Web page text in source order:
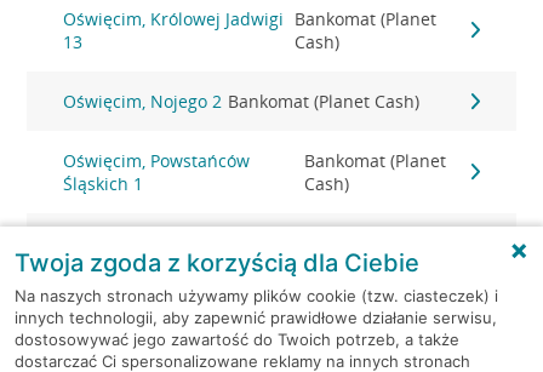
Oświęcim, Królowej Jadwigi
13
Bankomat (Planet
Cash)
Oświęcim, Nojego 2 Bankomat (Planet Cash)
Oświęcim, Powstańców
Śląskich 1
Bankomat (Planet
Cash)
Główny 12
CA BP
Oświęcim, Rynek
Główny 12
Bankomat w placówce
CA BP
Twoja zgoda z korzyścią dla Ciebie
Na naszych stronach używamy plików cookie (tzw. ciasteczek) i
innych technologii, aby zapewnić prawidłowe działanie serwisu,
dostosowywać jego zawartość do Twoich potrzeb, a także
dostarczać Ci spersonalizowane reklamy na innych stronach